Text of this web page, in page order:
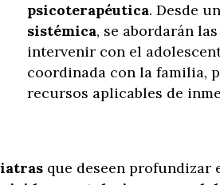
psicoterapéutica. Desde
sistémica, se abordarán
intervenir con el
coordinada con la familia,
recursos aplicables de
que deseen profundizar